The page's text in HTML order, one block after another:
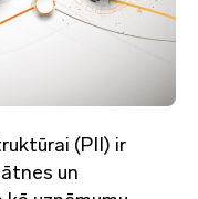
(PII) ir
un